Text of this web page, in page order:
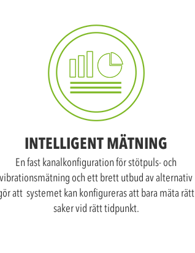
INTELLIGENT MÄTNING
En fast kanalkonfiguration för stötpuls- och
vibrationsmätning och ett brett utbud av alternativ
att systemet kan konfigureras att bara mäta rätt
saker vid rätt tidpunkt.